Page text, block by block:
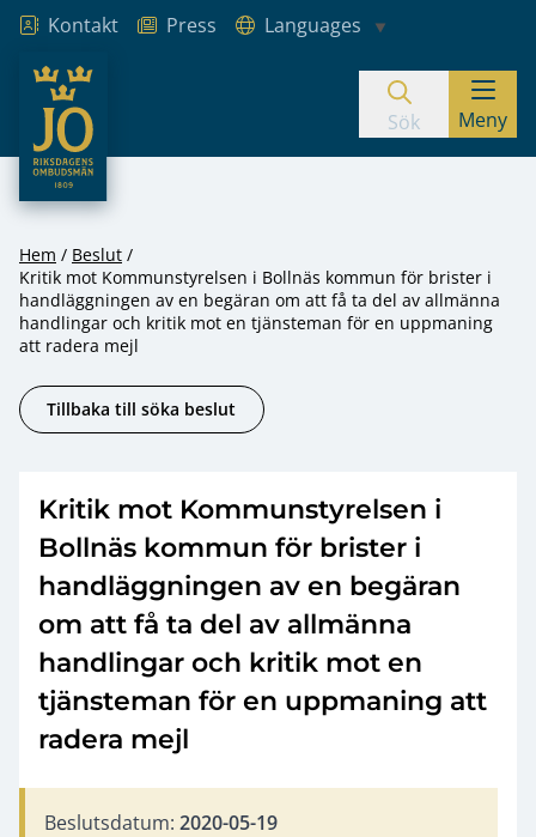
Hoppa till innehåll
Kontakt Press
Languages
JO – Riksdagens Ombudsmän
Sök Meny
Hem
Beslut
Kritik mot Kommunstyrelsen i Bollnäs kommun för brister i
handläggningen av en begäran om att få ta del av allmänna
handlingar och kritik mot en tjänsteman för en uppmaning
att radera mejl
Tillbaka till söka beslut
Kritik mot Kommunstyrelsen i
Bollnäs kommun för brister i
handläggningen av en begäran
om att få ta del av allmänna
handlingar och kritik mot en
tjänsteman för en uppmaning att
radera mejl
Beslutsdatum: 2020-05-19